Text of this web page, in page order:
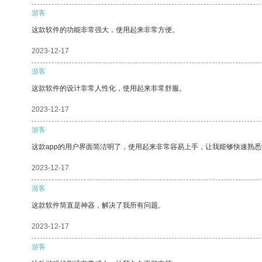
游客
这款软件的功能非常强大，使用起来非常方便。
2023-12-17
游客
这款软件的设计非常人性化，使用起来非常舒服。
2023-12-17
游客
这款app的用户界面简洁明了，使用起来非常容易上手，让我能够快速熟
2023-12-17
游客
这款软件简直是神器，解决了我所有问题。
2023-12-17
游客